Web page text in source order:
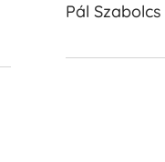
Pál Szabolcs